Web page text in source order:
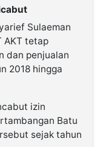
Sulaeman
AKT tetap
dan penjualan
2018 hingga
izin
Batu
sejak tahun